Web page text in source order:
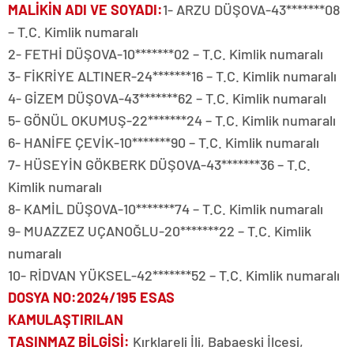
MALİKİN ADI VE SOYADI:1- ARZU DÜŞOVA-43*******08
– T.C. Kimlik numaralı
2- FETHİ DÜŞOVA-10*******02 – T.C. Kimlik numaralı
3- FİKRİYE ALTINER-24*******16 – T.C. Kimlik numaralı
4- GİZEM DÜŞOVA-43*******62 – T.C. Kimlik numaralı
5- GÖNÜL OKUMUŞ-22*******24 – T.C. Kimlik numaralı
6- HANİFE ÇEVİK-10*******90 – T.C. Kimlik numaralı
7- HÜSEYİN GÖKBERK DÜŞOVA-43*******36 – T.C.
Kimlik numaralı
8- KAMİL DÜŞOVA-10*******74 – T.C. Kimlik numaralı
9- MUAZZEZ UÇANOĞLU-20*******22 – T.C. Kimlik
numaralı
10- RİDVAN YÜKSEL-42*******52 – T.C. Kimlik numaralı
DOSYA NO:2024/195 ESAS
KAMULAŞTIRILAN
TAŞINMAZ BİLGİSİ: Kırklareli İli, Babaeski İlçesi,